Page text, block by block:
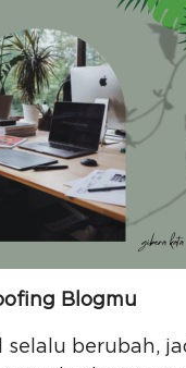
Blogmu
selalu berubah,